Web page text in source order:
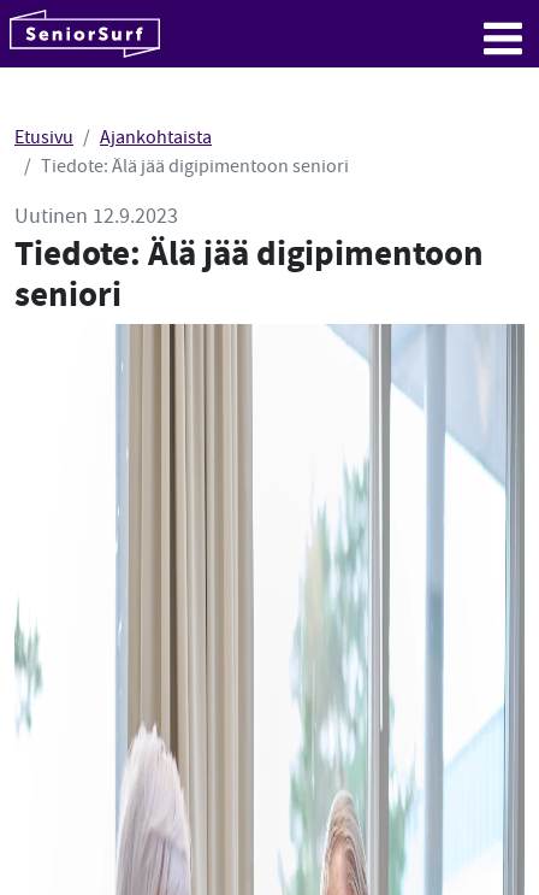
Hyppää sisältöön
Etusivu
Ajankohtaista
Tiedote: Älä jää digipimentoon seniori
Uutinen 12.9.2023
Tiedote: Älä jää digipimentoon
seniori